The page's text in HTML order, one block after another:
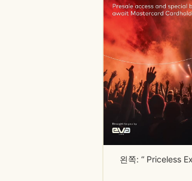
왼쪽: “ Priceless